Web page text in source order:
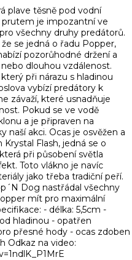
plave těsně pod vodní
prutem je impozantní ve
všechny druhy predátorů.
se jedná o řadu Popper,
pozorůhodné držení a
dlouhou vzdálenost.
při nárazu s hladinou
vybízí predátory k
závaží, které usnadňuje
Pokud se ve vodě
a je připraven na
akci. Ocas je osvěžen a
Flash, jedná se o
při působení světla
Toto vlákno je navíc
jako třeba tradiční peří.
Dog nastřádal všechny
mít pro maximální
- délka: 5,5cm -
hladinou - opatřen
přesné hody - ocas zdoben
Odkaz na video: